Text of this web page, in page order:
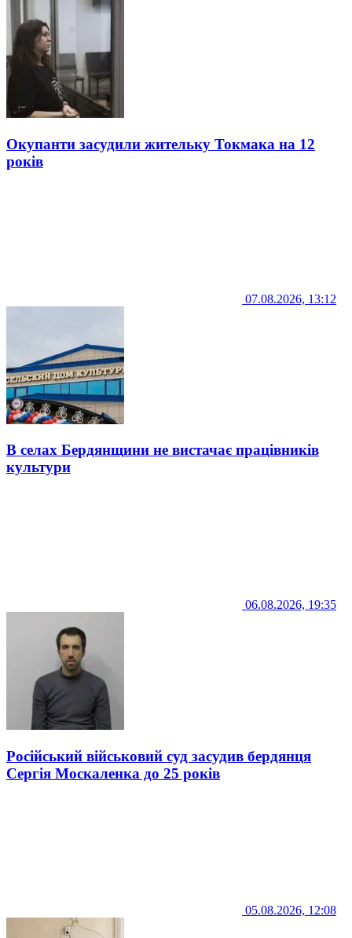
Окупанти засудили жительку Токмака на 12
років
07.08.2026, 13:12
В селах Бердянщини не вистачає працівників
культури
06.08.2026, 19:35
Російський військовий суд засудив бердянця
Сергія Москаленка до 25 років
05.08.2026, 12:08